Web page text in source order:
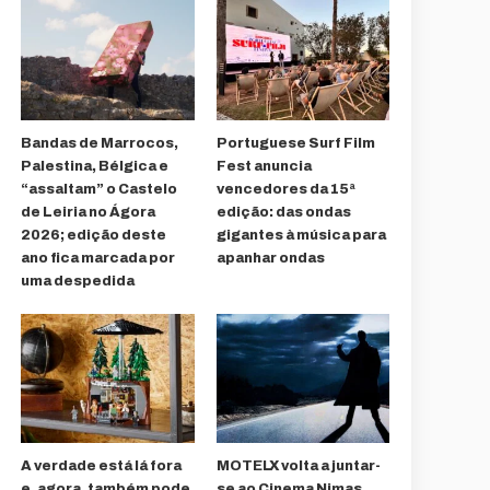
Bandas de Marrocos,
Palestina, Bélgica e
“assaltam” o Castelo
de Leiria no Ágora
2026; edição deste
ano fica marcada por
uma despedida
Portuguese Surf Film
Fest anuncia
vencedores da 15ª
edição: das ondas
gigantes à música para
apanhar ondas
A verdade está lá fora
MOTELX volta a juntar-